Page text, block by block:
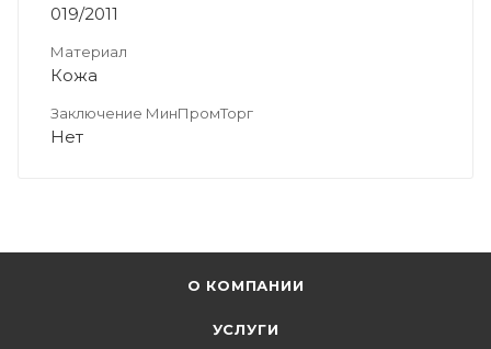
019/2011
Материал
Кожа
Заключение МинПромТорг
Нет
О КОМПАНИИ
УСЛУГИ